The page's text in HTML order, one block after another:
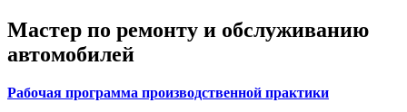
Мастер по ремонту и обслуживанию
автомобилей
Рабочая программа производственной практики